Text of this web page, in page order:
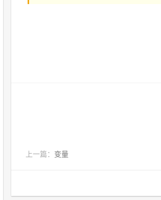
上一篇： 变量